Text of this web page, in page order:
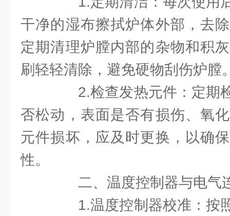
干净的湿布擦拭炉体外部，去
定期清理炉膛内部的杂物和积
刷轻轻清除，避免硬物刮伤炉膛
2.检查发热元件：定期
否松动，表面是否有损伤、氧
元件损坏，应及时更换，以确
性。
二、温度控制器与电气
1.温度控制器校准：按